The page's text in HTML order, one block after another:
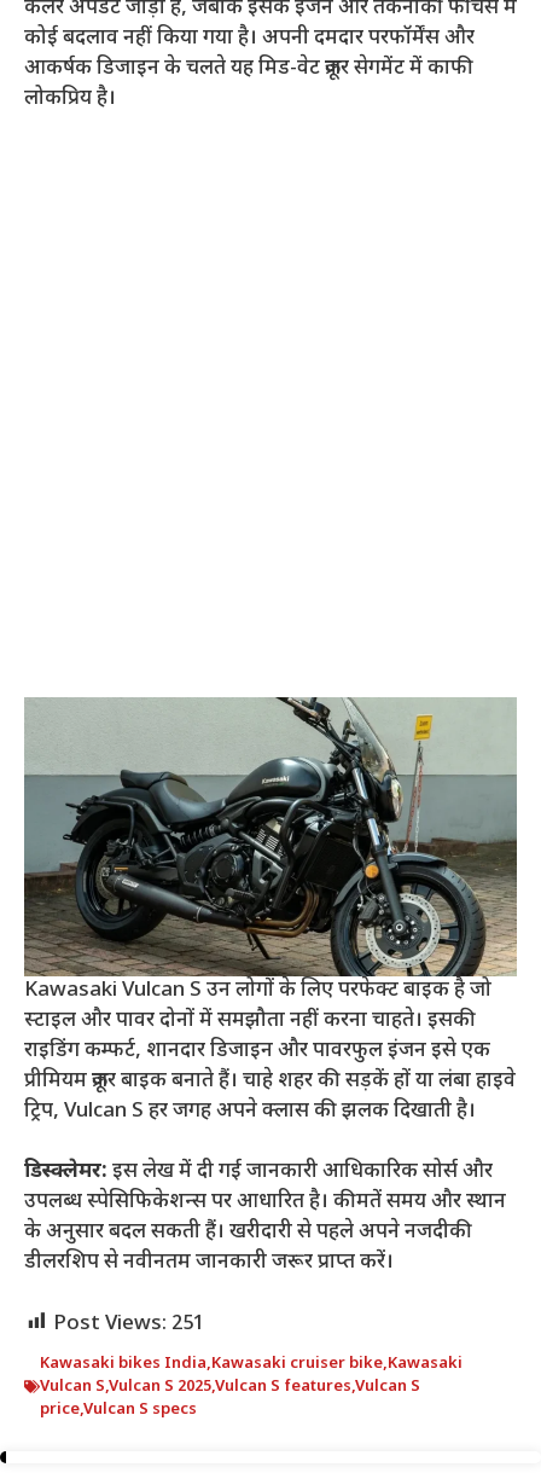
कलर अपडेट जोड़ा है, जबकि इसके इंजन और तकनीकी फीचर्स में
कोई बदलाव नहीं किया गया है। अपनी दमदार परफॉर्मेंस और
आकर्षक डिजाइन के चलते यह मिड-वेट क्रूजर सेगमेंट में काफी
लोकप्रिय है।
Kawasaki Vulcan S उन लोगों के लिए परफेक्ट बाइक है जो
स्टाइल और पावर दोनों में समझौता नहीं करना चाहते। इसकी
राइडिंग कम्फर्ट, शानदार डिजाइन और पावरफुल इंजन इसे एक
प्रीमियम क्रूजर बाइक बनाते हैं। चाहे शहर की सड़कें हों या लंबा हाइवे
ट्रिप, Vulcan S हर जगह अपने क्लास की झलक दिखाती है।
डिस्क्लेमर: इस लेख में दी गई जानकारी आधिकारिक सोर्स और
उपलब्ध स्पेसिफिकेशन्स पर आधारित है। कीमतें समय और स्थान
के अनुसार बदल सकती हैं। खरीदारी से पहले अपने नजदीकी
डीलरशिप से नवीनतम जानकारी जरूर प्राप्त करें।
Post Views: 251
Kawasaki bikes India,Kawasaki cruiser bike,Kawasaki
Vulcan S,Vulcan S 2025,Vulcan S features,Vulcan S
price,Vulcan S specs